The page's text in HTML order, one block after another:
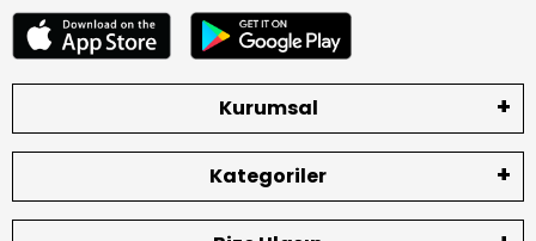
Kurumsal
Kategoriler